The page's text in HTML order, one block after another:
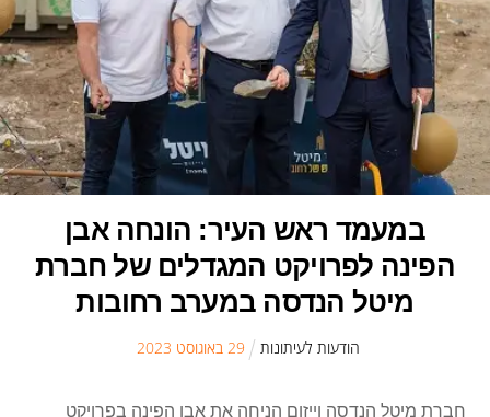
במעמד ראש העיר: הונחה אבן
הפינה לפרויקט המגדלים של חברת
מיטל הנדסה במערב רחובות
הודעות לעיתונות 29באוגוסט 2023
חברת מיטל הנדסה וייזום הניחה את אבן הפינה בפרויקט